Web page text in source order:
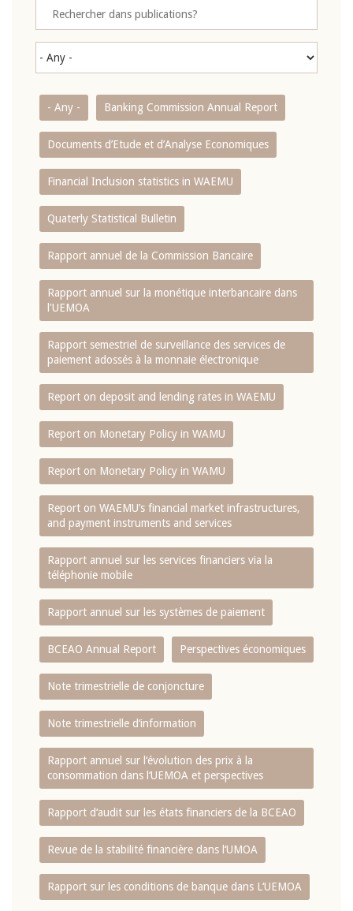
- Any - Banking Commission Annual Report
Documents d’Etude et d’Analyse Economiques
Financial Inclusion statistics in WAEMU
Quaterly Statistical Bulletin
Rapport annuel de la Commission Bancaire
Rapport annuel sur la monétique interbancaire dans
l'UEMOA
Rapport semestriel de surveillance des services de
paiement adossés à la monnaie électronique
Report on deposit and lending rates in WAEMU
Report on Monetary Policy in WAMU
Report on Monetary Policy in WAMU
Report on WAEMU’s financial market infrastructures,
and payment instruments and services
Rapport annuel sur les services financiers via la
téléphonie mobile
Rapport annuel sur les systèmes de paiement
BCEAO Annual Report Perspectives économiques
Note trimestrielle de conjoncture
Note trimestrielle d‘information
Rapport annuel sur l‘évolution des prix à la
consommation dans l‘UEMOA et perspectives
Rapport d‘audit sur les états financiers de la BCEAO
Revue de la stabilité financière dans l‘UMOA
Rapport sur les conditions de banque dans L‘UEMOA